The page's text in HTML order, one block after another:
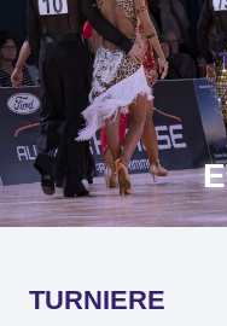
Zum
Inhalt
springen
TURNIERE